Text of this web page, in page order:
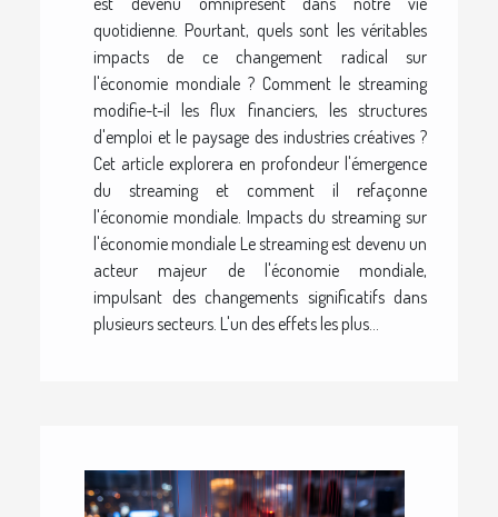
quotidienne. Pourtant, quels sont les véritables
impacts de ce changement radical sur
l'économie mondiale ? Comment le streaming
modifie-t-il les flux financiers, les structures
d'emploi et le paysage des industries créatives ?
Cet article explorera en profondeur l'émergence
du streaming et comment il refaçonne
l'économie mondiale. Impacts du streaming sur
l'économie mondiale Le streaming est devenu un
acteur majeur de l'économie mondiale,
impulsant des changements significatifs dans
plusieurs secteurs. L'un des effets les plus...